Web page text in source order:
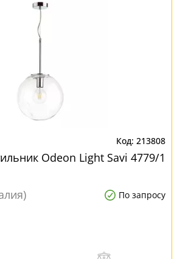
213808
Odeon Light Savi 4779/1
По запросу